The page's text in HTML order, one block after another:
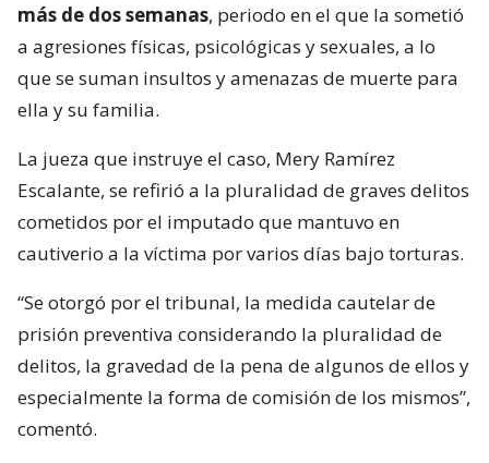
más de dos semanas, periodo en el que la sometió
a agresiones físicas, psicológicas y sexuales, a lo
que se suman insultos y amenazas de muerte para
ella y su familia.
La jueza que instruye el caso, Mery Ramírez
Escalante, se refirió a la pluralidad de graves delitos
cometidos por el imputado que mantuvo en
cautiverio a la víctima por varios días bajo torturas.
“Se otorgó por el tribunal, la medida cautelar de
prisión preventiva considerando la pluralidad de
delitos, la gravedad de la pena de algunos de ellos y
especialmente la forma de comisión de los mismos”,
comentó.